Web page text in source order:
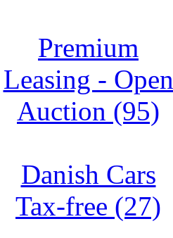
Premium
Leasing - Open
Auction (95)
Danish Cars
Tax-free (27)